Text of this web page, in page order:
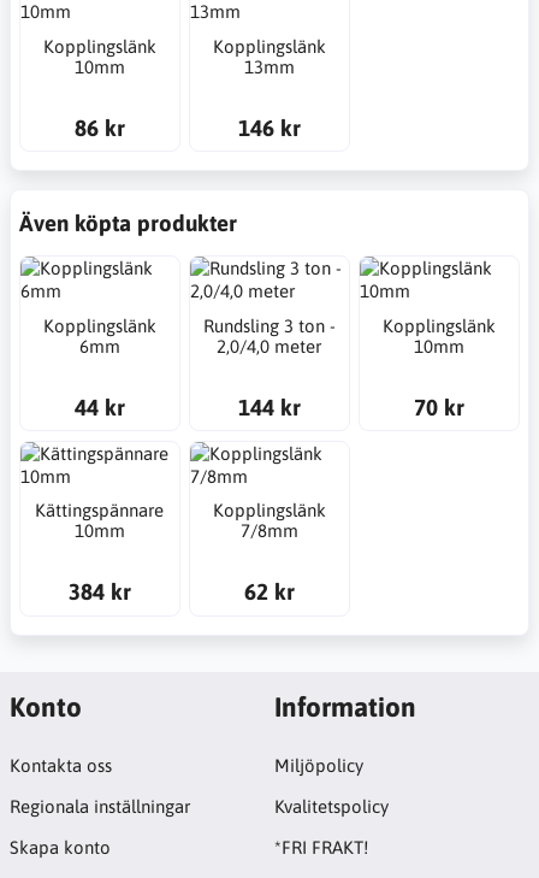
Kopplingslänk
10mm
86 kr
Kopplingslänk
13mm
146 kr
Även köpta produkter
Kopplingslänk
6mm
44 kr
Rundsling 3 ton -
2,0/4,0 meter
144 kr
Kopplingslänk
10mm
70 kr
Kättingspännare
10mm
384 kr
Kopplingslänk
7/8mm
62 kr
Konto
Kontakta oss
Regionala inställningar
Skapa konto
Information
Miljöpolicy
Kvalitetspolicy
*FRI FRAKT!